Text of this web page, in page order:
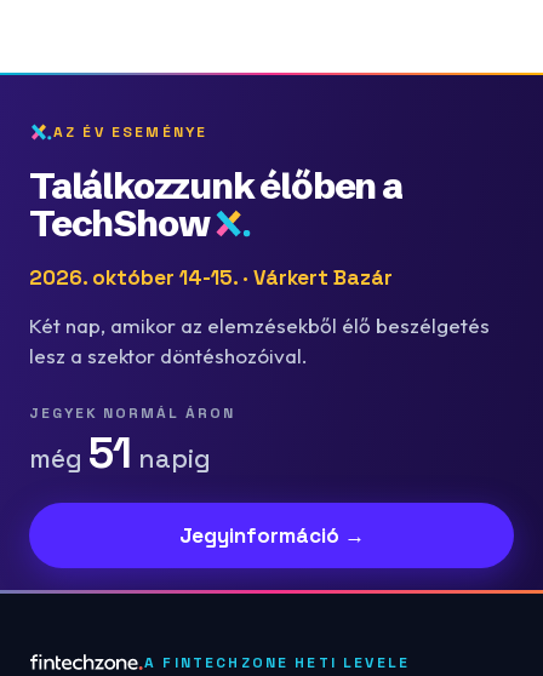
AZ ÉV ESEMÉNYE
Találkozzunk élőben a
TechShow
2026. október 14-15. · Várkert Bazár
Két nap, amikor az elemzésekből élő beszélgetés
lesz a szektor döntéshozóival.
JEGYEK NORMÁL ÁRON
még 51 napig
Jegyinformáció →
A FINTECHZONE HETI LEVELE